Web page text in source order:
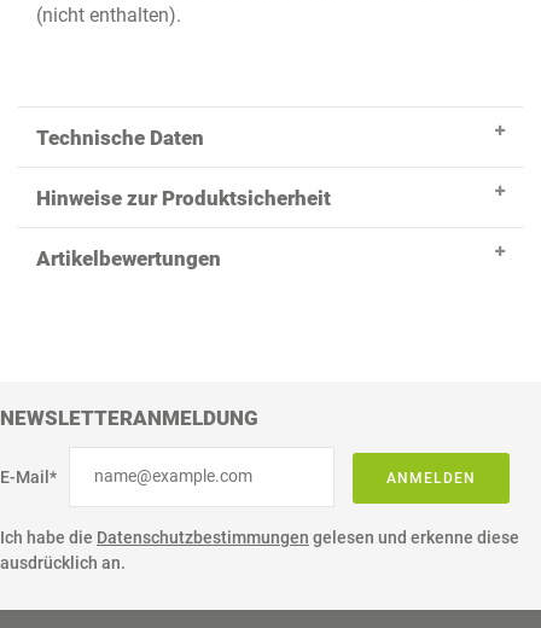
(nicht enthalten).
Technische Daten
Hinweise zur Produktsicherheit
Artikelbewertungen
NEWSLETTERANMELDUNG
E-Mail* ANMELDEN
Ich habe die Datenschutzbestimmungen gelesen und erkenne diese
ausdrücklich an.